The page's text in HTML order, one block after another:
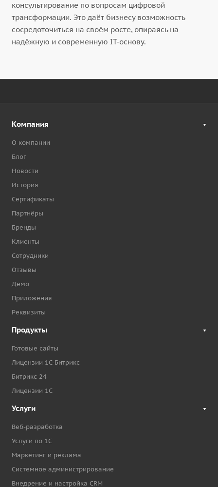
консультирование по вопросам цифровой
трансформации. Это даёт бизнесу возможность
сосредоточиться на своём росте, опираясь на
надёжную и современную IT-основу.
Компания
О компании
Блог
Новости
История
Сертификаты
Партнёры
Бренды
Клиенты
Сотрудники
Отзывы
Демо
Приложения
Реквизиты
Продукты
Готовые сайты
Лицензии 1С-Битрикс
Битрикс 24
Лицензии 1С
Услуги
Веб-разработка
Услуги по 1С
Маркетинг и реклама
Системное администрирование
Внедрение и настройка CRM